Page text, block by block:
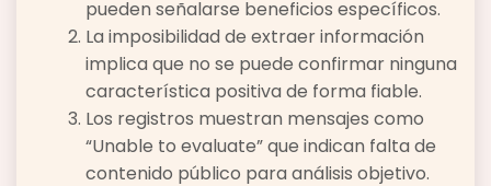
pueden señalarse beneficios específicos.
La imposibilidad de extraer información
implica que no se puede confirmar ninguna
característica positiva de forma fiable.
Los registros muestran mensajes como
“Unable to evaluate” que indican falta de
contenido público para análisis objetivo.